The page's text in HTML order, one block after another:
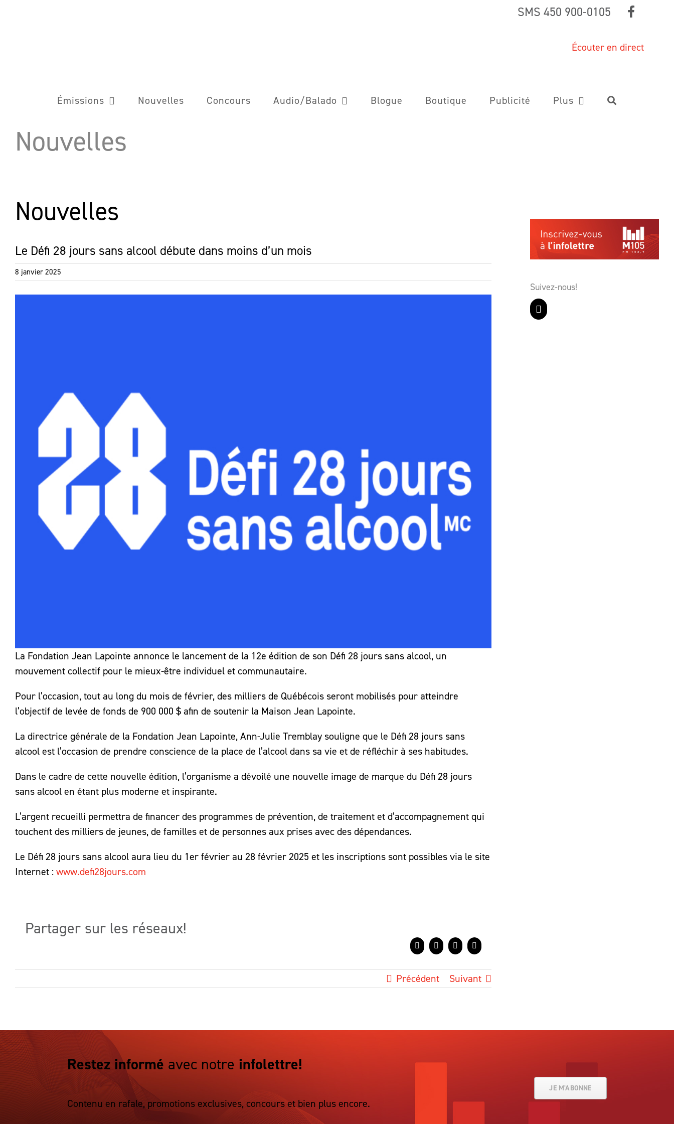
SMS 450 900-0105
Écouter en direct
Émissions Nouvelles Concours Audio/Balado Blogue Boutique Publicité Plus
Nouvelles
Nouvelles
Le Défi 28 jours sans alcool débute dans moins d’un mois
8 janvier 2025
La Fondation Jean Lapointe annonce le lancement de la 12e édition de son Défi 28 jours sans alcool, un
mouvement collectif pour le mieux-être individuel et communautaire.
Pour l’occasion, tout au long du mois de février, des milliers de Québécois seront mobilisés pour atteindre
l’objectif de levée de fonds de 900 000 $ afin de soutenir la Maison Jean Lapointe.
La directrice générale de la Fondation Jean Lapointe, Ann-Julie Tremblay souligne que le Défi 28 jours sans
alcool est l’occasion de prendre conscience de la place de l’alcool dans sa vie et de réfléchir à ses habitudes.
Dans le cadre de cette nouvelle édition, l’organisme a dévoilé une nouvelle image de marque du Défi 28 jours
sans alcool en étant plus moderne et inspirante.
L’argent recueilli permettra de financer des programmes de prévention, de traitement et d’accompagnement qui
touchent des milliers de jeunes, de familles et de personnes aux prises avec des dépendances.
Le Défi 28 jours sans alcool aura lieu du 1er février au 28 février 2025 et les inscriptions sont possibles via le site
Internet :www.defi28jours.com
Partager sur les réseaux!
Facebook
X LinkedInCourriel
Précédent Suivant
Suivez-nous!
Restez informé avec notre infolettre!
Contenu en rafale, promotions exclusives, concours et bien plus encore.
JE M'ABONNE